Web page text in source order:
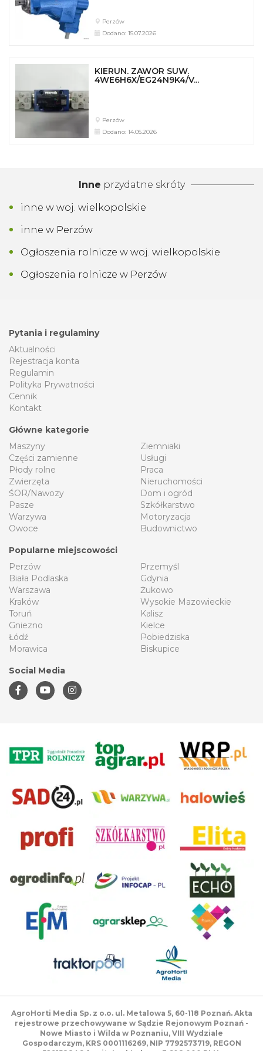
Perzów
Dodano: 15.07.2026
KIERUN. ZAWÓR SUW.
4WE6H6X/EG24N9K4/V...
Perzów
Dodano: 14.05.2026
Inne przydatne skróty
inne w woj. wielkopolskie
inne w Perzów
Ogłoszenia rolnicze w woj. wielkopolskie
Ogłoszenia rolnicze w Perzów
Pytania i regulaminy
Aktualności
Rejestracja konta
Regulamin
Polityka Prywatności
Cennik
Kontakt
Główne kategorie
Maszyny
Części zamienne
Płody rolne
Zwierzęta
ŚOR/Nawozy
Pasze
Warzywa
Owoce
Ziemniaki
Usługi
Praca
Nieruchomości
Dom i ogród
Szkółkarstwo
Motoryzacja
Budownictwo
Popularne miejscowości
Perzów
Biała Podlaska
Warszawa
Kraków
Toruń
Gniezno
Łódź
Morawica
Przemyśl
Gdynia
Żukowo
Wysokie Mazowieckie
Kalisz
Kielce
Pobiedziska
Biskupice
Social Media
AgroHorti Media Sp. z o.o. ul. Metalowa 5, 60-118 Poznań. Akta
rejestrowe przechowywane w Sądzie Rejonowym Poznań -
Nowe Miasto i Wilda w Poznaniu, VIII Wydziale
Gospodarczym, KRS 0001116269, NIP 7792573719, REGON